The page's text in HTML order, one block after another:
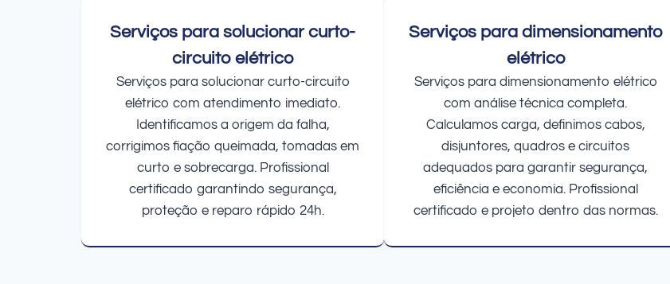
Serviços para solucionar curto-
circuito elétrico
Serviços para solucionar curto-circuito
elétrico com atendimento imediato.
Identificamos a origem da falha,
corrigimos fiação queimada, tomadas em
curto e sobrecarga. Profissional
certificado garantindo segurança,
proteção e reparo rápido 24h.
Serviços para dimensionamento
elétrico
Serviços para dimensionamento elétrico
com análise técnica completa.
Calculamos carga, definimos cabos,
disjuntores, quadros e circuitos
adequados para garantir segurança,
eficiência e economia. Profissional
certificado e projeto dentro das normas.